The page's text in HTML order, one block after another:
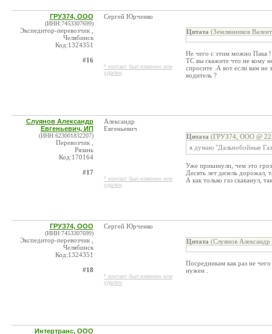
ГРУЗ74, ООО
(ИНН:7453307699)
Экспедитор-перевозчик ,
Челябинск
Код:1324351
#16
Сергей Юрченко
* контакт был изменен или
удален
Цитата (Землянников
Не чего с этим можно Пака !
ТС вы скажите что не кому
спросите .А вот если вам не
водитель ?
Слуянов Александр
Евгеньевич, ИП
(ИНН:623001832207)
Перевозчик ,
Рязань
Код:170164
#17
Александр
Евгеньевич
* контакт был изменен или
удален
Цитата (ГРУЗ74, ООО @
я думаю "Дальнобойные
Уже прикинули, чем это
Десять лет дизель дорожал,
А как только газ скаканул,
ГРУЗ74, ООО
(ИНН:7453307699)
Экспедитор-перевозчик ,
Челябинск
Код:1324351
#18
Сергей Юрченко
* контакт был изменен или
удален
Цитата (Слуянов
Посредникам как раз не
нужен .
Интертранс, ООО